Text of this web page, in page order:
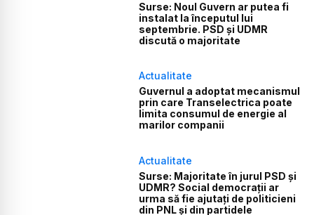
Surse: Noul Guvern ar putea fi
instalat la începutul lui
septembrie. PSD și UDMR
discută o majoritate
Actualitate
Guvernul a adoptat mecanismul
prin care Transelectrica poate
limita consumul de energie al
marilor companii
Actualitate
Surse: Majoritate în jurul PSD și
UDMR? Social democrații ar
urma să fie ajutați de politicieni
din PNL și din partidele